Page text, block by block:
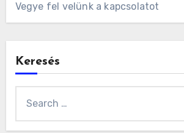
Vegye fel velünk a kapcsolatot
Keresés